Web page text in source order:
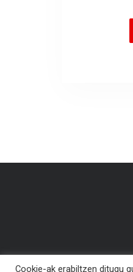
Cookie-ak erabiltzen ditugu